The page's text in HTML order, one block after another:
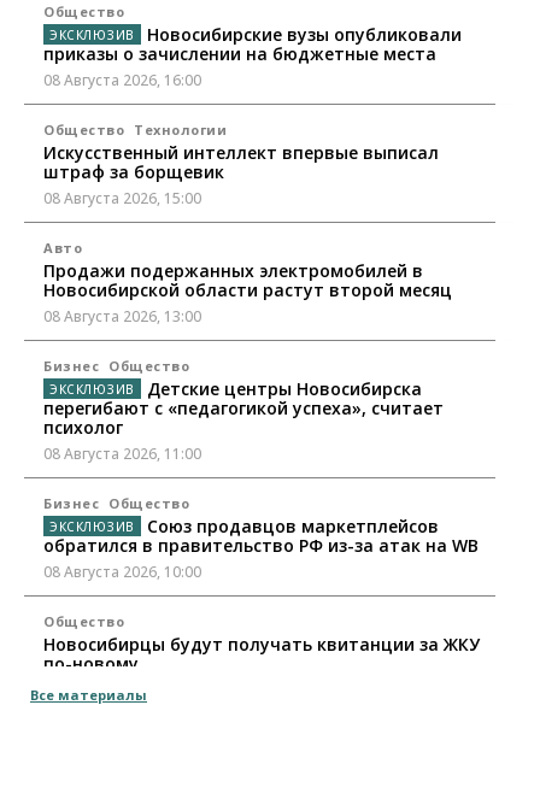
Общество
Новосибирские вузы опубликовали
приказы о зачислении на бюджетные места
08 Августа 2026, 16:00
Общество Технологии
Искусственный интеллект впервые выписал
штраф за борщевик
08 Августа 2026, 15:00
Авто
Продажи подержанных электромобилей в
Новосибирской области растут второй месяц
08 Августа 2026, 13:00
Бизнес Общество
Детские центры Новосибирска
перегибают с «педагогикой успеха», считает
психолог
08 Августа 2026, 11:00
Бизнес Общество
Союз продавцов маркетплейсов
обратился в правительство РФ из-за атак на WB
08 Августа 2026, 10:00
Общество
Новосибирцы будут получать квитанции за ЖКУ
по-новому
08 Августа 2026, 09:00
Все материалы